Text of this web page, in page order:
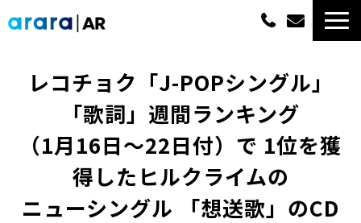
選ばれる理由
概算費用
実績紹介
レコチョク「J-POPシングル」
「歌詞」週間ランキング
（1月16日～22日付）で 1位を獲
得したヒルクライムの
ニューシングル 「想送歌」のCD